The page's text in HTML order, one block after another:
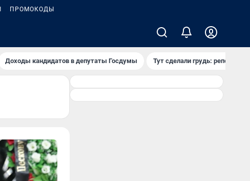
ПРОМОКОДЫ
Доходы кандидатов в депутаты Госдумы Тут сделали грудь: репортаж